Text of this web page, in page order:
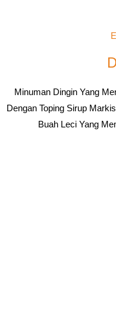
Minuman Dingin Yang
Dengan Toping Sirup
Buah Leci Yang